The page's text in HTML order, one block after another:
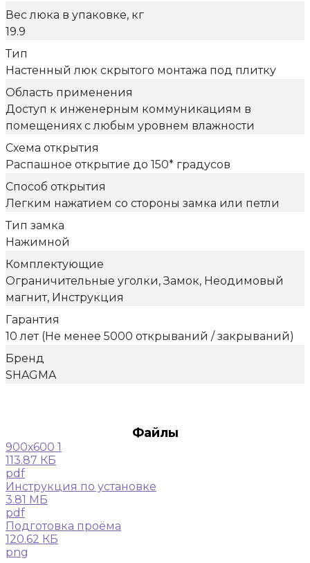
Вес люка в упаковке, кг
19.9
Тип
Настенный люк скрытого монтажа под плитку
Область применения
Доступ к инженерным коммуникациям в
помещениях с любым уровнем влажности
Схема открытия
Распашное открытие до 150* градусов
Способ открытия
Легким нажатием со стороны замка или петли
Тип замка
Нажимной
Комплектующие
Ограничительные уголки, Замок, Неодимовый
магнит, Инструкция
Гарантия
10 лет (Не менее 5000 открываний / закрываний)
Бренд
SHAGMA
Файлы
900х600 1
113.87 КБ
pdf
Инструкция по установке
3.81 МБ
pdf
Подготовка проёма
120.62 КБ
png